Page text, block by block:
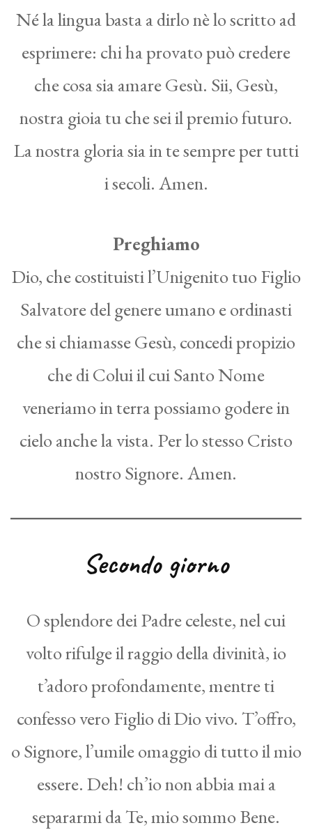
Né la lingua basta a dirlo nè lo scritto ad
esprimere: chi ha provato può credere
che cosa sia amare Gesù. Sii, Gesù,
nostra gioia tu che sei il premio futuro.
La nostra gloria sia in te sempre per tutti
i secoli. Amen.
Preghiamo
Dio, che costituisti l’Unigenito tuo Figlio
Salvatore del genere umano e ordinasti
che si chiamasse Gesù, concedi propizio
che di Colui il cui Santo Nome
veneriamo in terra possiamo godere in
cielo anche la vista. Per lo stesso Cristo
nostro Signore. Amen.
Secondo giorno
O splendore dei Padre celeste, nel cui
volto rifulge il raggio della divinità, io
t’adoro profondamente, mentre ti
confesso vero Figlio di Dio vivo. T’offro,
o Signore, l’umile omaggio di tutto il mio
essere. Deh! ch’io non abbia mai a
separarmi da Te, mio sommo Bene.